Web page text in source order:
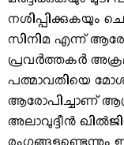
നശിപ്പിക്കുകയും
സിനിമ എന്ന്
പ്രവർത്തകർ
പത്മാവതിയെ
ആരോപിച്ചാണ്
അലാവുദ്ദീന്‍